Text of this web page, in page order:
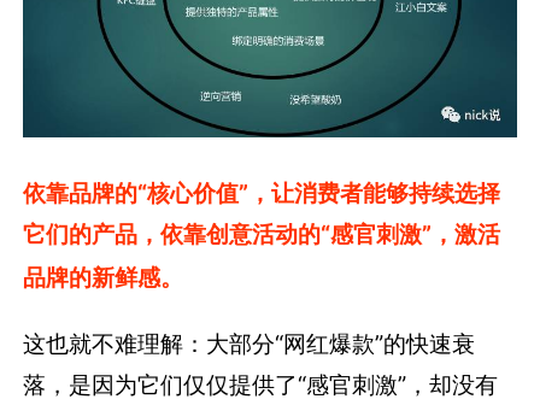
依靠品牌的“核心价值”，让消费者能够持续选择
它们的产品，依靠创意活动的“感官刺激”，激活
品牌的新鲜感。
这也就不难理解：大部分“网红爆款”的快速衰
落，是因为它们仅仅提供了“感官刺激”，却没有